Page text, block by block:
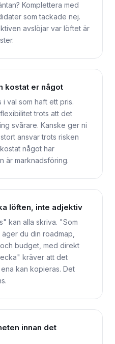
Komplettera med
som tackade nej.
avslöjar var löftet är
kostat er något
i val som haft ett pris.
trots att det
svårare. Kanske ger ni
ansvar trots risken
något har
är marknadsföring.
löften, inte adjektiv
kan alla skriva. "Som
du din roadmap,
budget, med direkt
kräver att det
kan kopieras. Det
innan det